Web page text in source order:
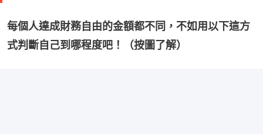
每個人達成財務自由的金額都不同，不如用以下這方
式判斷自己到哪程度吧！（按圖了解）